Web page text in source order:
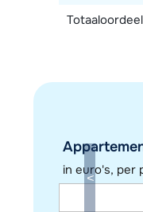
Totaaloordeel
in euro's, per